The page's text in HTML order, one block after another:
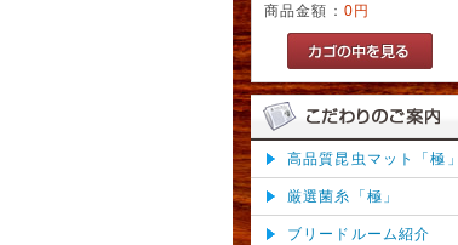
商品金額： 0円
高品質昆虫マット「極」
厳選菌糸「極」
ブリードルーム紹介